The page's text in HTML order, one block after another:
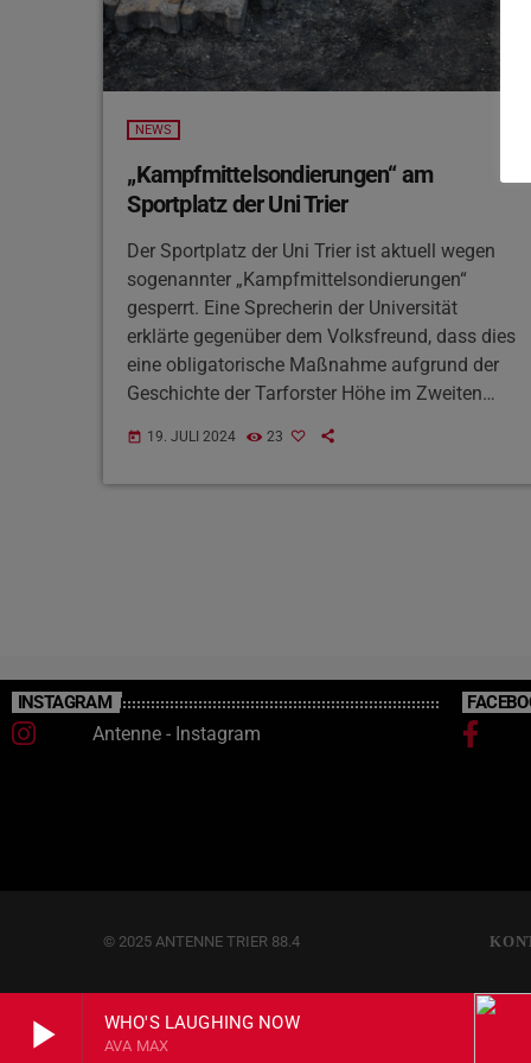
play_arrow WHO'S LAUGHING NOW
AVA MAX
NEWS
„Kampfmittelsondierungen“ am
Sportplatz der Uni Trier
Der Sportplatz der Uni Trier ist aktuell wegen
sogenannter „Kampfmittelsondierungen“
gesperrt. Eine Sprecherin der Universität
erklärte gegenüber dem Volksfreund, dass dies
eine obligatorische Maßnahme aufgrund der
Geschichte der Tarforster Höhe im Zweiten
Beleuchtung mit energiesparenden LED-
Lampen und der Pflasterung barrierefreier
today 19. JULI 2024 23
INSTAGRAM
Antenne - Instagram
© 2025 ANTENNE TRIER 88.4